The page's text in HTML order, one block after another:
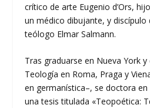
crítico de arte Eugenio d’Ors,
un médico dibujante, y discípulo
teólogo Elmar Salmann.
Tras graduarse en Nueva York
Teología en Roma, Praga y
en germanística–, se doctora
una tesis titulada «Teopoética: